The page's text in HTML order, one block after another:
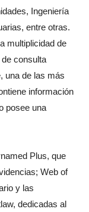
Ingeniería
entre otras.
multiplicidad de
consulta
una de las más
información
posee una
Plus, que
Web of
y las
dedicadas al